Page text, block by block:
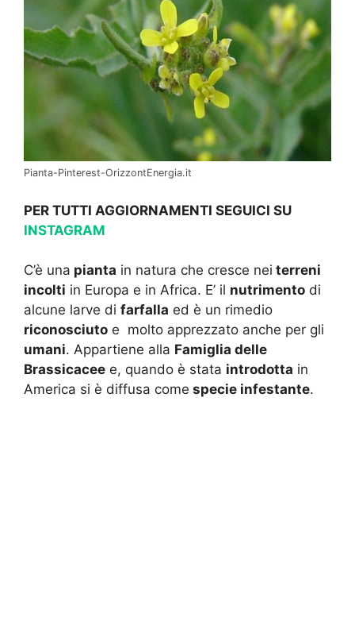
Pianta-Pinterest-OrizzontEnergia.it
PER TUTTI AGGIORNAMENTI SEGUICI SU
INSTAGRAM
C’è una pianta in natura che cresce nei terreni
incolti in Europa e in Africa. E’ il nutrimento di
alcune larve di farfalla ed è un rimedio
riconosciuto e molto apprezzato anche per gli
umani. Appartiene alla Famiglia delle
Brassicacee e, quando è stata introdotta in
America si è diffusa come specie infestante.